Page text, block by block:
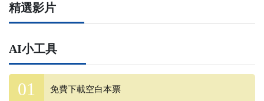
精選影片
AI小工具
免費下載空白本票